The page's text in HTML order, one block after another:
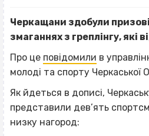
Черкащани здобули
змаганнях з греплінгу, які
Про це повідомили в
молоді та спорту Черкаської
Як йдеться в дописі,
представили дев’ять
низку нагород: